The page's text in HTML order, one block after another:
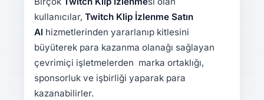
kullanıcılar, Twitch Klip İzlenme Satın
Al hizmetlerinden yararlanıp kitlesini
büyüterek para kazanma olanağı sağlayan
çevrimiçi işletmelerden marka ortaklığı,
sponsorluk ve işbirliği yaparak para
kazanabilirler.